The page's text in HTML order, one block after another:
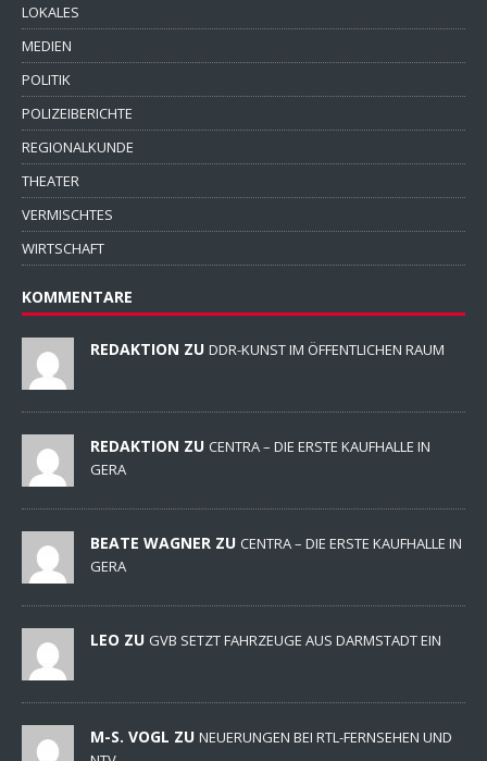
LOKALES
MEDIEN
POLITIK
POLIZEIBERICHTE
REGIONALKUNDE
THEATER
VERMISCHTES
WIRTSCHAFT
KOMMENTARE
REDAKTION ZU DDR-KUNST IM ÖFFENTLICHEN RAUM
REDAKTION ZU CENTRA – DIE ERSTE KAUFHALLE IN
GERA
BEATE WAGNER ZU CENTRA – DIE ERSTE KAUFHALLE IN
GERA
LEO ZU GVB SETZT FAHRZEUGE AUS DARMSTADT EIN
M-S. VOGL ZU NEUERUNGEN BEI RTL-FERNSEHEN UND